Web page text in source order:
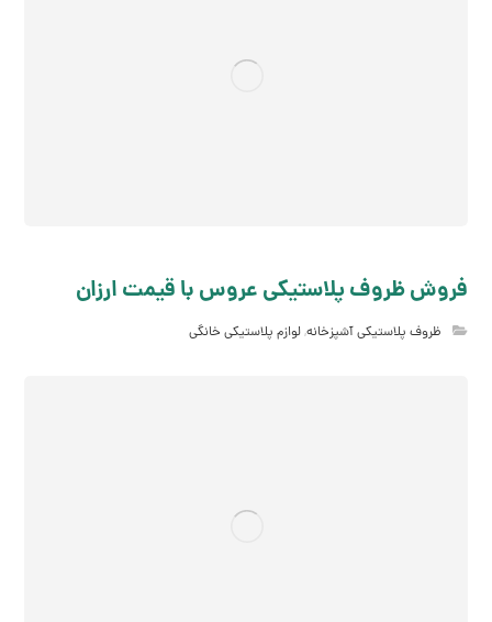
فروش ظروف پلاستیکی عروس با قیمت ارزان
ظروف پلاستیکی آشپزخانه,لوازم پلاستیکی خانگی